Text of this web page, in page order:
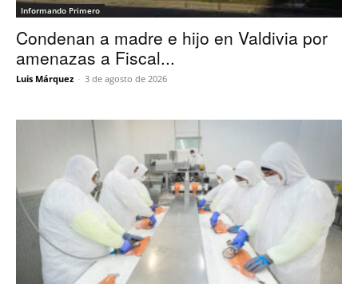
Informando Primero
Condenan a madre e hijo en Valdivia por
amenazas a Fiscal...
Luis Márquez - 3 de agosto de 2026